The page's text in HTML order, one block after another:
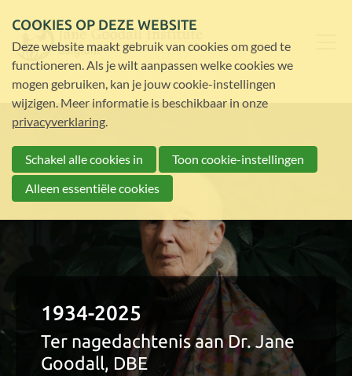
1934-2025
Ter nagedachtenis aan Dr. Jane
Goodall, DBE
COOKIES OP DEZE WEBSITE
Deze website maakt gebruik van cookies om goed te
functioneren. Als je wilt aanpassen welke cookies we
mogen gebruiken, kan je jouw cookie-instellingen
wijzigen. Meer informatie is beschikbaar in onze
privacyverklaring.
Schakel alle cookies in
Toon cookie-instellingen
Alleen essentiële cookies